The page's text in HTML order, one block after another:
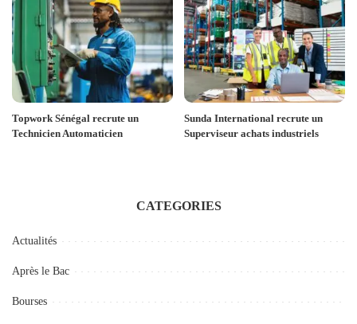
Topwork Sénégal recrute un
Technicien Automaticien
Sunda International recrute un
Superviseur achats industriels
CATEGORIES
Actualités
Après le Bac
Bourses